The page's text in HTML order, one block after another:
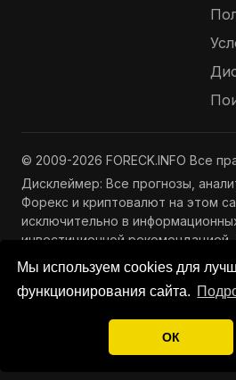
Мы используем cookies для
функционирования сайта.
ОК
© 2009-2026 FORECK.INFO Все
Дисклеймер: Все прогнозы,
Форекс и криптовалют на этом
исключительно в
инвестиционной рекомендацией.
инвестиции связаны с риском
Подробнее —Полный